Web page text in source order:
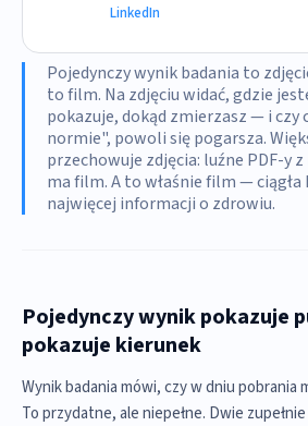
LinkedIn
Pojedynczy wynik badania to
to film. Na zdjęciu widać, gdzie
pokazuje, dokąd zmierzasz — i czy
normie", powoli się pogarsza.
przechowuje zdjęcia: luźne PDF-y
ma film. A to właśnie film —
najwięcej informacji o zdrowiu.
Pojedynczy wynik pokazuje
pokazuje kierunek
Wynik badania mówi, czy w dniu pobrania
To przydatne, ale niepełne. Dwie